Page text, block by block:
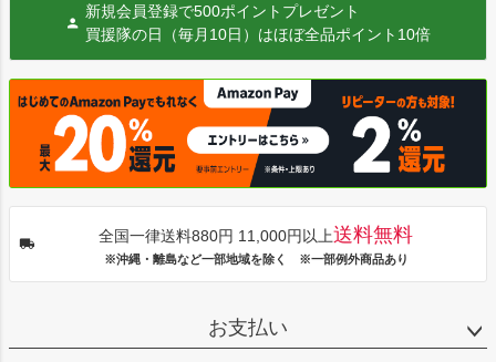
新規会員登録で500ポイントプレゼント
買援隊の日（毎月10日）はほぼ全品ポイント10倍
全国一律送料880円 11,000円以上送料無料
※沖縄・離島など一部地域を除く ※一部例外商品あり
お支払い